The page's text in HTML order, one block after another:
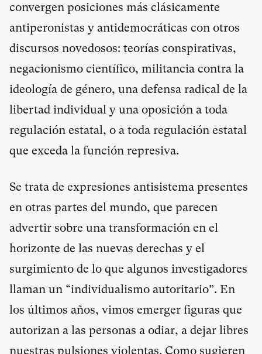
convergen posiciones más clásicamente
antiperonistas y antidemocráticas con otros
discursos novedosos: teorías conspirativas,
negacionismo científico, militancia contra la
ideología de género, una defensa radical de la
libertad individual y una oposición a toda
regulación estatal, o a toda regulación estatal
que exceda la función represiva.
Se trata de expresiones antisistema presentes
en otras partes del mundo, que parecen
advertir sobre una transformación en el
horizonte de las nuevas derechas y el
surgimiento de lo que algunos investigadores
llaman un “individualismo autoritario”. En
los últimos años, vimos emerger figuras que
autorizan a las personas a odiar, a dejar libres
nuestras pulsiones violentas. Como sugieren